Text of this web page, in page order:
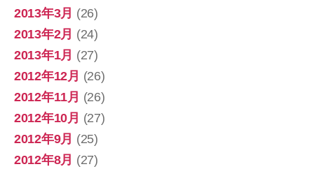
2013年3月 (26)
2013年2月 (24)
2013年1月 (27)
2012年12月 (26)
2012年11月 (26)
2012年10月 (27)
2012年9月 (25)
2012年8月 (27)